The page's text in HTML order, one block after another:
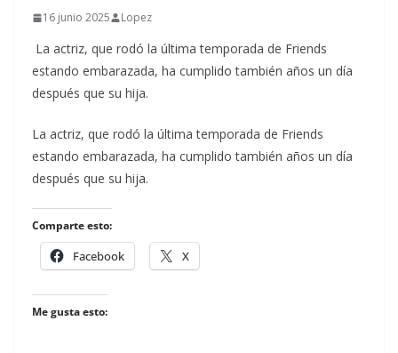
16 junio 2025 Lopez
La actriz, que rodó la última temporada de Friends
estando embarazada, ha cumplido también años un día
después que su hija.
​La actriz, que rodó la última temporada de Friends
estando embarazada, ha cumplido también años un día
después que su hija.
Comparte esto:
Facebook X
Me gusta esto: